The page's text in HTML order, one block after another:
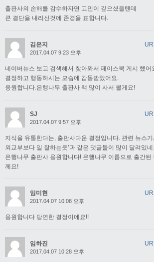
출판사의 손해를 감수하자면 고민이 깊으셨을텐데
큰 결단을 내리신것에 존경을 표합니다.
김은지
2017.04.07 9:23 오후
네이버뉴스 보고 검색해서 찾아와서 페이스북 게시 했어
결정하고 행동하시는 모습에 감동받았어요.
응원합니다.은행나무 출판사 책 많이 사서 볼게요!
SJ
2017.04.07 9:57 오후
지식을 유통한다는, 출판사다운 결정입니다. 관련 뉴스
외교부보다 일 잘하는듯’과 같은 댓글들이 많이 달려있
은행나무 출판사 응원합니다! 은행나무 이름으로 출간된
께요!
임미현
2017.04.07 10:08 오후
응원합니다 당연한 결정이에요!!
임하진
2017.04.07 10:28 오후
URL